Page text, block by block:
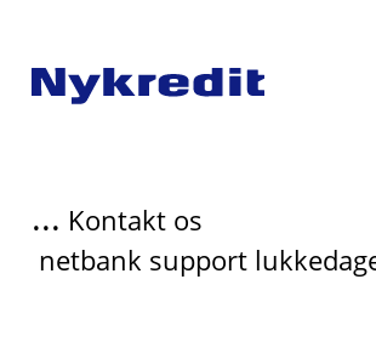
... Kontakt os
netbank support